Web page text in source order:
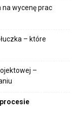
wycenę prac
– które
–